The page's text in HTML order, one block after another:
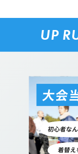
UP